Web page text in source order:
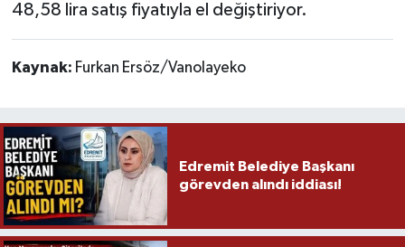
48,58 lira satış fiyatıyla el değiştiriyor.
Kaynak: Furkan Ersöz/Vanolayeko
Edremit Belediye Başkanı
görevden alındı iddiası!